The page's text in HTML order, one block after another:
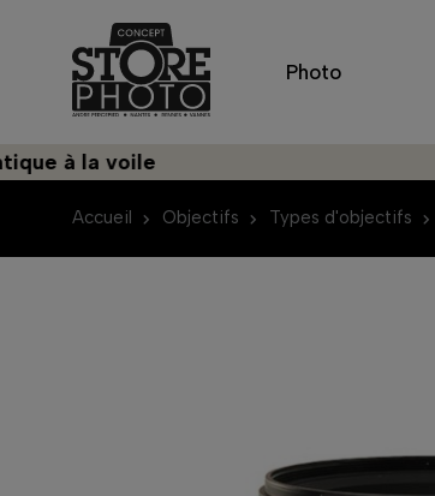
Photo
voile
Accueil Objectifs Types d'objectifs